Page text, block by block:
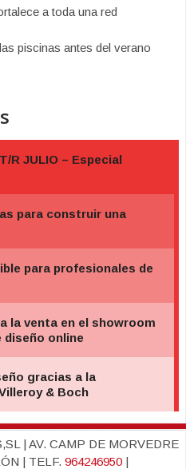
a toda una red
piscinas antes del verano
| AV. CAMP DE MORVEDRE
| TELF. 964246950|